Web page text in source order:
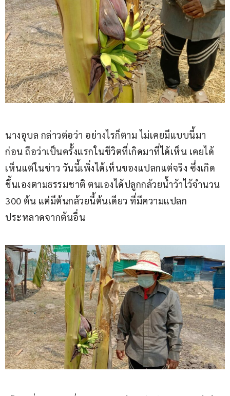
นางอุบล กล่าวต่อว่า อย่างไรก็ตาม ไม่เคยมีแบบนี้มา
ก่อน ถือว่าเป็นครั้งแรกในชีวิตที่เกิดมาที่ได้เห็น เคยได้
เห็นแต่ในข่าว วันนี้เพิ่งได้เห็นของแปลกแต่จริง ซึ่งเกิด
ขึ้นเองตามธรรมชาติ ตนเองได้ปลูกกล้วยน้ำว้าไว้จำนวน
300 ต้น แต่มีต้นกล้วยนี้ต้นเดียว ที่มีความแปลก
ประหลาดจากต้นอื่น